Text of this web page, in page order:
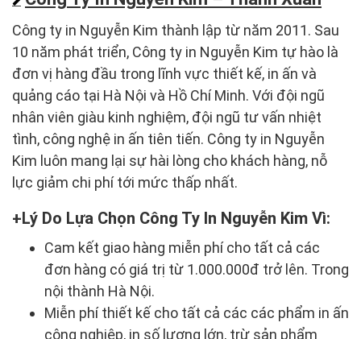
Công ty in Nguyễn Kim thành lập từ năm 2011. Sau
10 năm phát triển, Công ty in Nguyễn Kim tự hào là
đơn vị hàng đầu trong lĩnh vực thiết kế, in ấn và
quảng cáo tại Hà Nội và Hồ Chí Minh. Với đội ngũ
nhân viên giàu kinh nghiệm, đội ngũ tư vấn nhiệt
tình, công nghệ in ấn tiên tiến. Công ty in Nguyễn
Kim luôn mang lại sự hài lòng cho khách hàng, nỗ
lực giảm chi phí tới mức thấp nhất.
Lý Do Lựa Chọn Công Ty In Nguyễn Kim Vì:
Cam kết giao hàng miễn phí cho tất cả các
đơn hàng có giá trị từ 1.000.000đ trở lên. Trong
nội thành Hà Nội.
Miễn phí thiết kế cho tất cả các các phẩm in ấn
công nghiệp, in số lượng lớn, trừ sản phẩm